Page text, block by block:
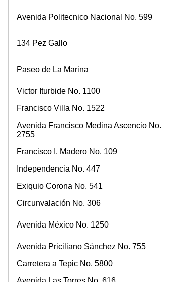
Avenida Politecnico Nacional No. 599
134 Pez Gallo
Paseo de La Marina
Victor Iturbide No. 1100
Francisco Villa No. 1522
Avenida Francisco Medina Ascencio No.
2755
Francisco I. Madero No. 109
Independencia No. 447
Exiquio Corona No. 541
Circunvalación No. 306
Avenida México No. 1250
Avenida Priciliano Sánchez No. 755
Carretera a Tepic No. 5800